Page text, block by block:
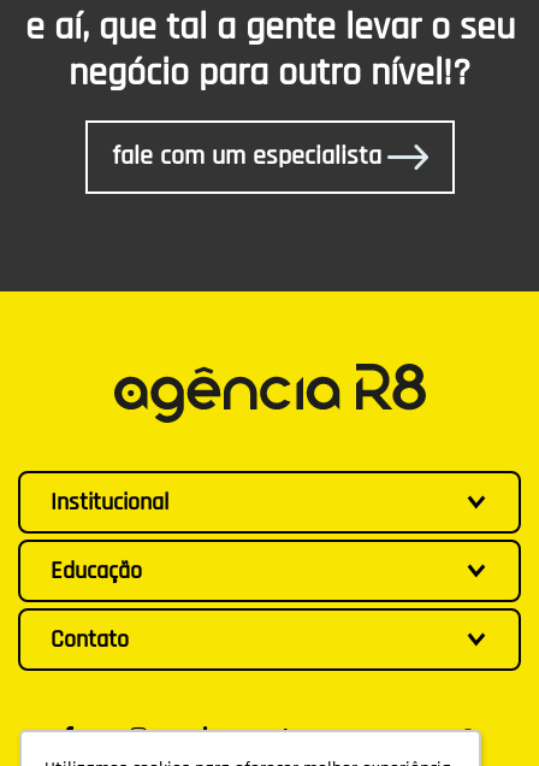
e aí, que tal a gente levar o seu
negócio para outro nível!?
fale com um especialista
Institucional
Educação
Contato